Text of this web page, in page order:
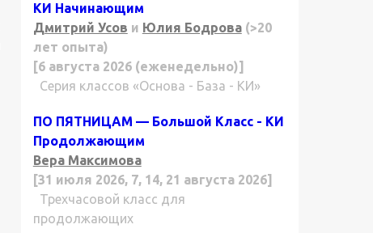
КИ Начинающим
Дмитрий Усов и Юлия Бодрова(>20
лет опыта)
[6 августа 2026 (еженедельно)]
Серия классов «Основа - База - КИ»
ПО ПЯТНИЦАМ — Большой Класс - КИ
Продолжающим
Вера Максимова
[31 июля 2026, 7, 14, 21 августа 2026]
Трехчасовой класс для
продолжающих